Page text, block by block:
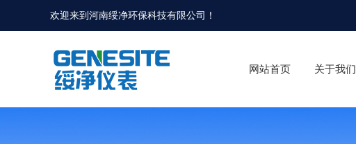
欢迎来到河南绥净环保科技有限公司！
网站首页 关于我们